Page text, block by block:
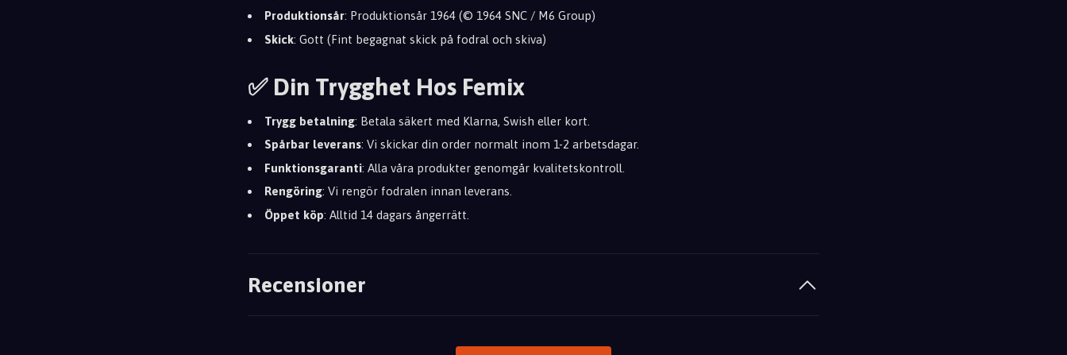
Produktionsår: Produktionsår 1964 (© 1964 SNC / M6 Group)
Skick: Gott (Fint begagnat skick på fodral och skiva)
✅ Din Trygghet Hos Femix
Trygg betalning: Betala säkert med Klarna, Swish eller kort.
Spårbar leverans: Vi skickar din order normalt inom 1-2 arbetsdagar.
Funktionsgaranti: Alla våra produkter genomgår kvalitetskontroll.
Rengöring: Vi rengör fodralen innan leverans.
Öppet köp: Alltid 14 dagars ångerrätt.
Recensioner